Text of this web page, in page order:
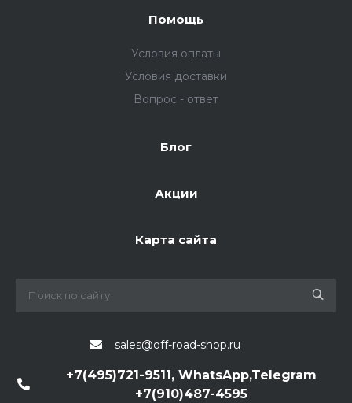
Помощь
Условия оплаты
Условия доставки
Вопрос - ответ
Блог
Акции
Карта сайта
sales@off-road-shop.ru
+7(495)721-9511, WhatsApp,Telegram
+7(910)487-4595